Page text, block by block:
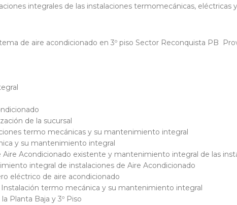
integrales de las instalaciones termomecánicas, eléctricas
de aire acondicionado en 3º piso Sector Reconquista PB
de la sucursal
termo mecánicas y su mantenimiento integral
y su mantenimiento integral
Aire Acondicionado existente y mantenimiento integral de las
integral de instalaciones de Aire Acondicionado
eléctrico de aire acondicionado
Instalación termo mecánica y su mantenimiento integral
Planta Baja y 3º Piso